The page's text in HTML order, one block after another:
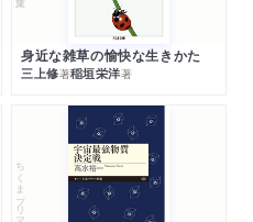
身近な雑草の愉快な生きかた
三上修著稲垣栄洋著
ちくまプリマー新書